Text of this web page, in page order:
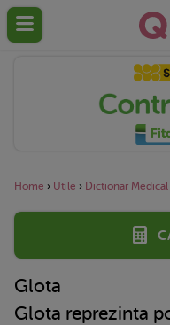
Home › Utile › Dictionar Medical
Glota
Glota reprezinta